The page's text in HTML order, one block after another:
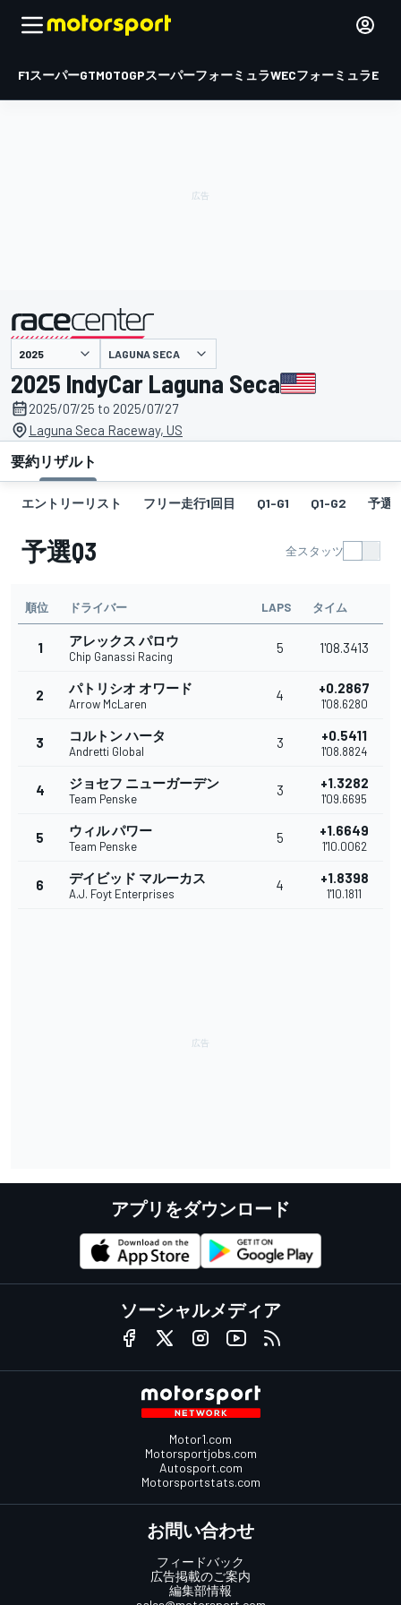
F1スーパーGTMOTOGPスーパーフォーミュラWECフォーミュラE
主催 LAGUNA SECA
2025 IndyCar Laguna Seca
2025/07/25 to 2025/07/27
Laguna Seca Raceway, US
要約リザルト
エントリーリスト フリー走行1回目 Q1-G1 Q1-G2 予選
予選Q3 全スタッツ
順位 ドライバー LAPS タイム
1 アレックス パロウ
Chip Ganassi Racing
5 1'08.3413
2 パトリシオ オワード
Arrow McLaren
4 +0.2867
1'08.6280
3 コルトン ハータ
Andretti Global
3 +0.5411
1'08.8824
4 ジョセフ ニューガーデン
Team Penske
3 +1.3282
1'09.6695
5 ウィル パワー
Team Penske
5 +1.6649
1'10.0062
6 デイビッド マルーカス
A.J. Foyt Enterprises
4 +1.8398
1'10.1811
アプリをダウンロード
ソーシャルメディア
Motor1.com
Motorsportjobs.com
Autosport.com
Motorsportstats.com
お問い合わせ
フィードバック
広告掲載のご案内
編集部情報